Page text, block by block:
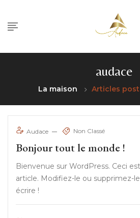
audace
La maison Articles
Audace Non Classé
Bonjour tout le monde !
Bienvenue sur WordPress. Ceci
article. Modifiez-le ou supprimez-
écrire !